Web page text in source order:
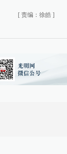
[ 责编：徐皓 ]